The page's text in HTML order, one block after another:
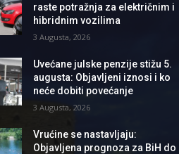
raste potražnja za električnim i
hibridnim vozilima
3 Augusta, 2026
Uvećane julske penzije stižu 5.
augusta: Objavljeni iznosi i ko
neće dobiti povećanje
3 Augusta, 2026
Vrućine se nastavljaju:
Objavljena prognoza za BiH do